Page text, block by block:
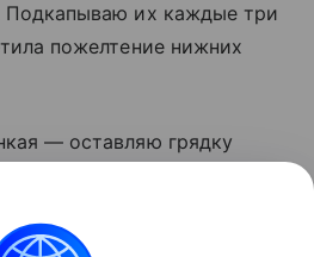
Подкапываю их каждые три
пожелтение нижних
— оставляю грядку
— лучший дезинфектор,